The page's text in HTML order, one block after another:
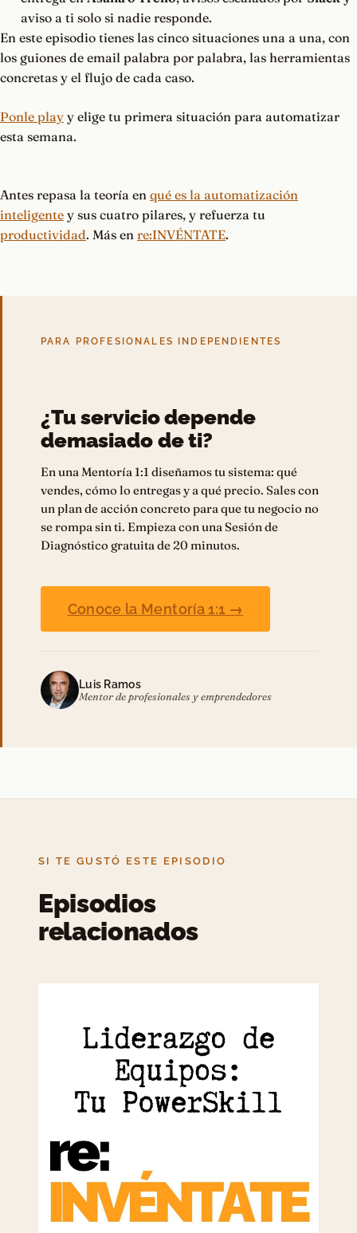
aviso a ti solo si nadie responde.
En este episodio tienes las cinco situaciones una a una, con
los guiones de email palabra por palabra, las herramientas
concretas y el flujo de cada caso.
Ponle play y elige tu primera situación para automatizar
esta semana.
Antes repasa la teoría en qué es la automatización
inteligente y sus cuatro pilares, y refuerza tu
productividad. Más en re:INVÉNTATE.
PARA PROFESIONALES INDEPENDIENTES
¿Tu servicio depende
demasiado de ti?
En una Mentoría 1:1 diseñamos tu sistema: qué
vendes, cómo lo entregas y a qué precio. Sales con
un plan de acción concreto para que tu negocio no
se rompa sin ti. Empieza con una Sesión de
Diagnóstico gratuita de 20 minutos.
Conoce la Mentoría 1:1 →
Luis Ramos
Mentor de profesionales y emprendedores
SI TE GUSTÓ ESTE EPISODIO
Episodios
relacionados